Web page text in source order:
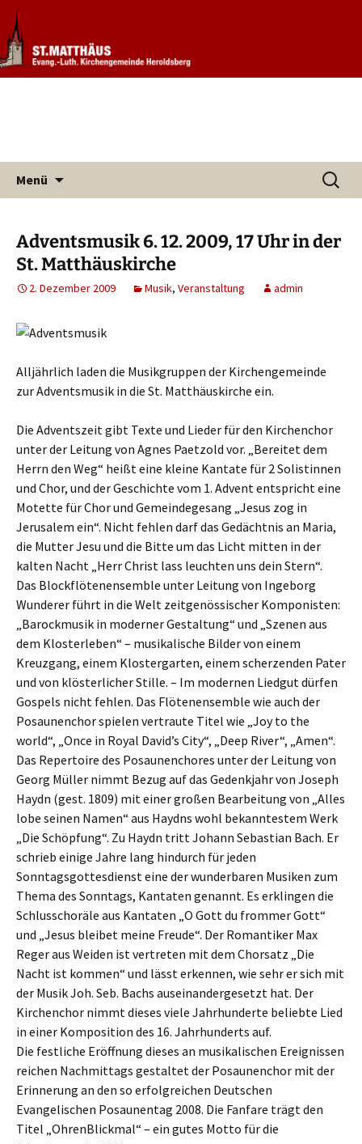
Evang. Kirchengemeinde St.
Matthäus Heroldsberg
Informationen rund um unsere
Kirchengemeinde
Menü
Suchen
nach:
Adventsmusik 6. 12. 2009, 17 Uhr in der
St. Matthäuskirche
2. Dezember 2009 Musik, Veranstaltung admin
Alljährlich laden die Musikgruppen der Kirchengemeinde
zur Adventsmusik in die St. Matthäuskirche ein.
Die Adventszeit gibt Texte und Lieder für den Kirchenchor
unter der Leitung von Agnes Paetzold vor. „Bereitet dem
Herrn den Weg“ heißt eine kleine Kantate für 2 Solistinnen
und Chor, und der Geschichte vom 1. Advent entspricht eine
Motette für Chor und Gemeindegesang „Jesus zog in
Jerusalem ein“. Nicht fehlen darf das Gedächtnis an Maria,
die Mutter Jesu und die Bitte um das Licht mitten in der
kalten Nacht „Herr Christ lass leuchten uns dein Stern“.
Das Blockflötenensemble unter Leitung von Ingeborg
Wunderer führt in die Welt zeitgenössischer Komponisten:
„Barockmusik in moderner Gestaltung“ und „Szenen aus
dem Klosterleben“ – musikalische Bilder von einem
Kreuzgang, einem Klostergarten, einem scherzenden Pater
und von klösterlicher Stille. – Im modernen Liedgut dürfen
Gospels nicht fehlen. Das Flötenensemble wie auch der
Posaunenchor spielen vertraute Titel wie „Joy to the
world“, „Once in Royal David’s City“, „Deep River“, „Amen“.
Das Repertoire des Posaunenchores unter der Leitung von
Georg Müller nimmt Bezug auf das Gedenkjahr von Joseph
Haydn (gest. 1809) mit einer großen Bearbeitung von „Alles
lobe seinen Namen“ aus Haydns wohl bekanntestem Werk
„Die Schöpfung“. Zu Haydn tritt Johann Sebastian Bach. Er
schrieb einige Jahre lang hindurch für jeden
Sonntagsgottesdienst eine der wunderbaren Musiken zum
Thema des Sonntags, Kantaten genannt. Es erklingen die
Schlusschoräle aus Kantaten „O Gott du frommer Gott“
und „Jesus bleibet meine Freude“. Der Romantiker Max
Reger aus Weiden ist vertreten mit dem Chorsatz „Die
Nacht ist kommen“ und lässt erkennen, wie sehr er sich mit
der Musik Joh. Seb. Bachs auseinandergesetzt hat. Der
Kirchenchor nimmt dieses viele Jahrhunderte beliebte Lied
in einer Komposition des 16. Jahrhunderts auf.
Die festliche Eröffnung dieses an musikalischen Ereignissen
reichen Nachmittags gestaltet der Posaunenchor mit der
Erinnerung an den so erfolgreichen Deutschen
Evangelischen Posaunentag 2008. Die Fanfare trägt den
Titel „OhrenBlickmal“ – ein gutes Motto für die